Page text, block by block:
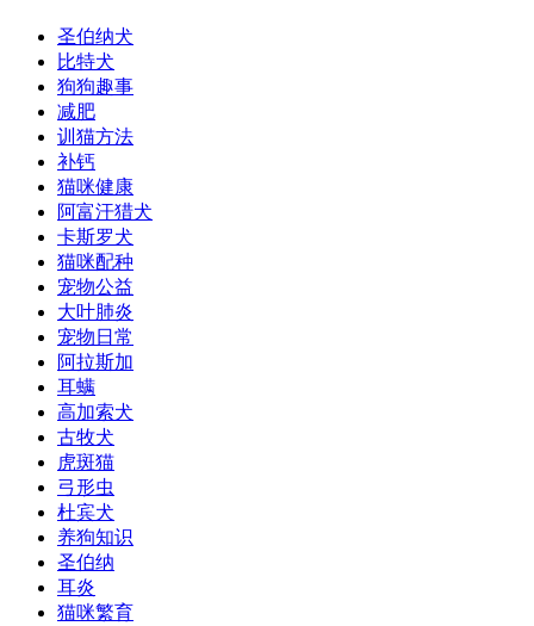
圣伯纳犬
比特犬
狗狗趣事
减肥
训猫方法
补钙
猫咪健康
阿富汗猎犬
卡斯罗犬
猫咪配种
宠物公益
大叶肺炎
宠物日常
阿拉斯加
耳螨
高加索犬
古牧犬
虎斑猫
弓形虫
杜宾犬
养狗知识
圣伯纳
耳炎
猫咪繁育